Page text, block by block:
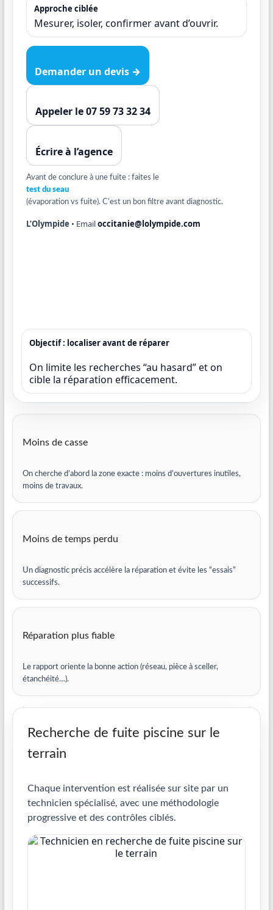
Approche ciblée
Mesurer, isoler, confirmer avant d’ouvrir.
Demander un devis →
Appeler le 07 59 73 32 34
Écrire à l’agence
Avant de conclure à une fuite : faites le
test du seau
(évaporation vs fuite). C’est un bon filtre avant diagnostic.
L’Olympide • Emailoccitanie@lolympide.com
Objectif : localiser avant de réparer
On limite les recherches “au hasard” et on
cible la réparation efficacement.
Moins de casse
On cherche d’abord la zone exacte : moins d’ouvertures inutiles,
moins de travaux.
Moins de temps perdu
Un diagnostic précis accélère la réparation et évite les “essais”
successifs.
Réparation plus fiable
Le rapport oriente la bonne action (réseau, pièce à sceller,
étanchéité…).
Recherche de fuite piscine sur le
terrain
Chaque intervention est réalisée sur site par un
technicien spécialisé, avec une méthodologie
progressive et des contrôles ciblés.